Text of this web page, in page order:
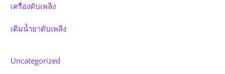
เครื่องดับเพลิง
เติมน้ำยาดับเพลิง
Uncategorized